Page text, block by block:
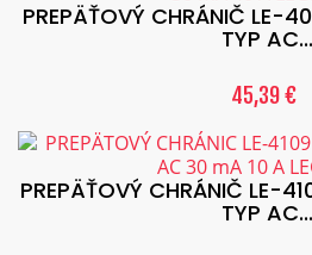
PREPÄŤOVÝ CHRÁNIČ LE-
TYP AC...
45,39 €
PREPÄŤOVÝ CHRÁNIČ LE-
TYP AC...